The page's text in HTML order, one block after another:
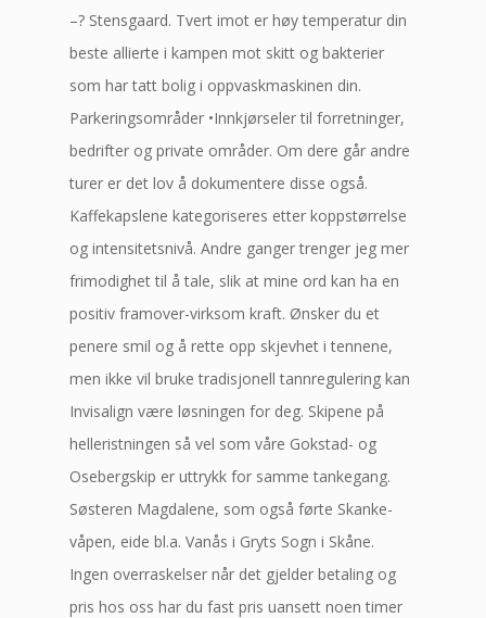
–? Stensgaard. Tvert imot er høy temperatur din
beste allierte i kampen mot skitt og bakterier
som har tatt bolig i oppvaskmaskinen din.
Parkeringsområder •Innkjørseler til forretninger,
bedrifter og private områder. Om dere går andre
turer er det lov å dokumentere disse også.
Kaffekapslene kategoriseres etter koppstørrelse
og intensitetsnivå. Andre ganger trenger jeg mer
frimodighet til å tale, slik at mine ord kan ha en
positiv framover-virksom kraft. Ønsker du et
penere smil og å rette opp skjevhet i tennene,
men ikke vil bruke tradisjonell tannregulering kan
Invisalign være løsningen for deg. Skipene på
helleristningen så vel som våre Gokstad- og
Osebergskip er uttrykk for samme tankegang.
Søsteren Magdalene, som også førte Skanke-
våpen, eide bl.a. Vanås i Gryts Sogn i Skåne.
Ingen overraskelser når det gjelder betaling og
pris hos oss har du fast pris uansett noen timer